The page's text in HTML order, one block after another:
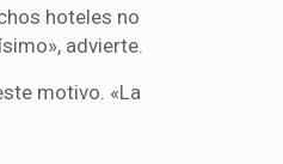
hoteles no
advierte.
motivo. «La